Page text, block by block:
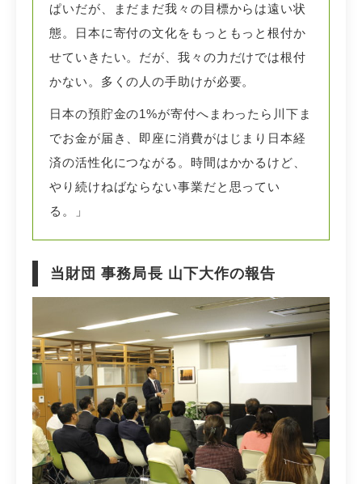
ぱいだが、まだまだ我々の目標からは遠い状
態。日本に寄付の文化をもっともっと根付か
せていきたい。だが、我々の力だけでは根付
かない。多くの人の手助けが必要。
日本の預貯金の1%が寄付へまわったら川下ま
でお金が届き、即座に消費がはじまり日本経
済の活性化につながる。時間はかかるけど、
やり続けねばならない事業だと思ってい
る。」
当財団 事務局長 山下大作の報告